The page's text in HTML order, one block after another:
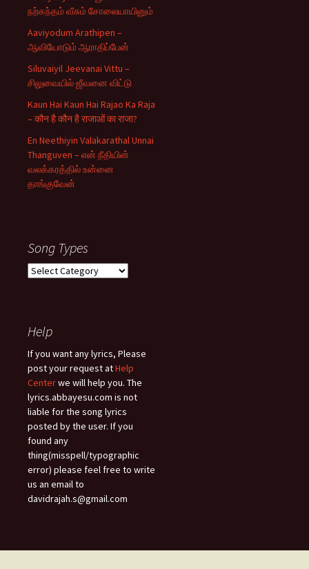
நற்கந்தம் வீசும் சோலையாயினும்
Aaviyodum Arathipen –
ஆவியோடும் ஆராதிப்பேன்
Siluvaiyil Jeevanai Vittu –
சிலுவையில் ஜீவனை விட்டு
Kaun Hai Kaun Hai Rajao Ka Raja
– कौन है कौन है राजाओं का राजा?
En Neethiyin Valakarathal Unnai
Thanguven – என் நீதியின்
வலக்கரத்தில் உன்னை
தாங்குவேன்
Song Types
Song
Help
If you want any lyrics, Please
post your request atHelp
Centerwe will help you. The
lyrics.abbayesu.com is not
liable for the song lyrics
posted by the user. If you
found any
thing(misspell/typographic
error) please feel free to write
us an email to
davidrajah.s@gmail.com